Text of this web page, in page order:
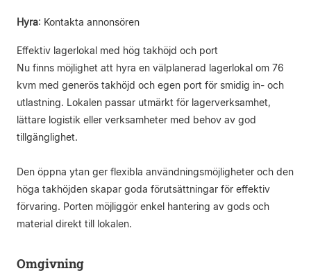
Hyra: Kontakta annonsören
Effektiv lagerlokal med hög takhöjd och port
Nu finns möjlighet att hyra en välplanerad lagerlokal om 76
kvm med generös takhöjd och egen port för smidig in- och
utlastning. Lokalen passar utmärkt för lagerverksamhet,
lättare logistik eller verksamheter med behov av god
tillgänglighet.
Den öppna ytan ger flexibla användningsmöjligheter och den
höga takhöjden skapar goda förutsättningar för effektiv
förvaring. Porten möjliggör enkel hantering av gods och
material direkt till lokalen.
Omgivning